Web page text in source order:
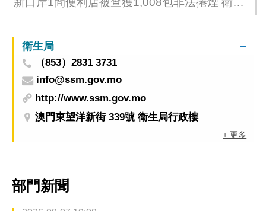
衛生局
（853）2831 3731
info@ssm.gov.mo
http://www.ssm.gov.mo
澳門東望洋新街 339號 衛生局行政樓
+ 更多
部門新聞